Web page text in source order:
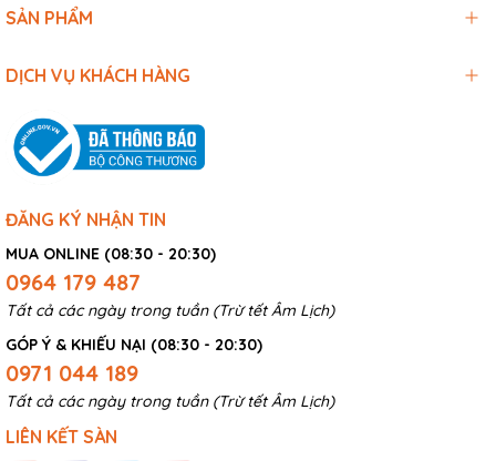
SẢN PHẨM
DỊCH VỤ KHÁCH HÀNG
ĐĂNG KÝ NHẬN TIN
MUA ONLINE (08:30 - 20:30)
0964 179 487
Tất cả các ngày trong tuần (Trừ tết Âm Lịch)
GÓP Ý & KHIẾU NẠI (08:30 - 20:30)
0971 044 189
Tất cả các ngày trong tuần (Trừ tết Âm Lịch)
LIÊN KẾT SÀN